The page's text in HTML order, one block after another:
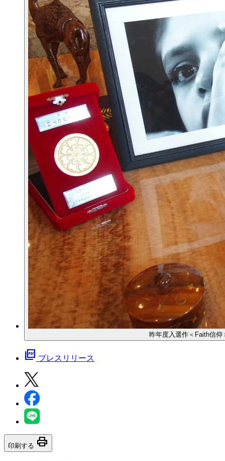
昨年度入選作＜Faith信
picture_as_pdf プレスリリース
印刷する print